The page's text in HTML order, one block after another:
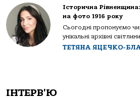
Історична
на фото 1916 року
Сьогодні пропонуємо
унікальні архівні
ТЕТЯНА ЯЦЕЧКО-
ІНТЕРВ'Ю